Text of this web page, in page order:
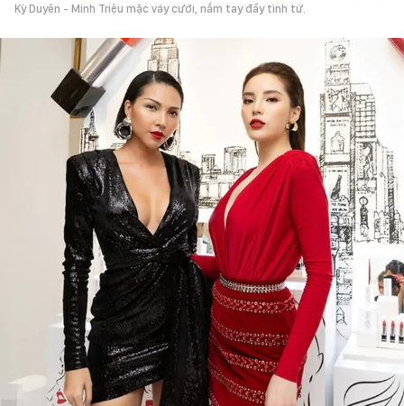
Kỳ Duyên - Minh Triệu mặc váy cưới, nắm tay đầy tình tứ.